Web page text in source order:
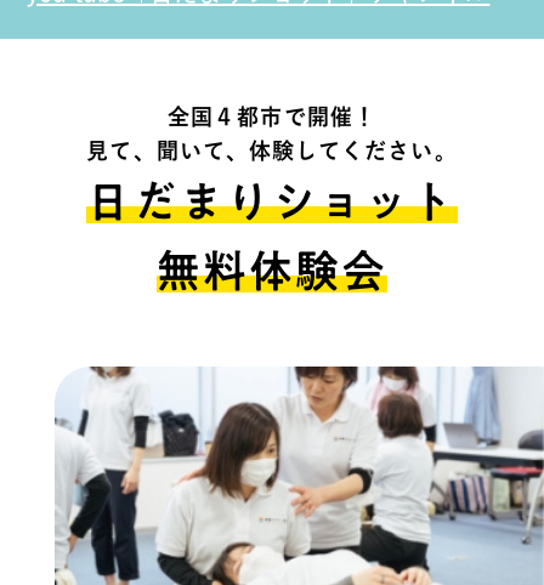
全国４都市で開催！
見て、聞いて、体験してください。
日だまりショット
無料体験会